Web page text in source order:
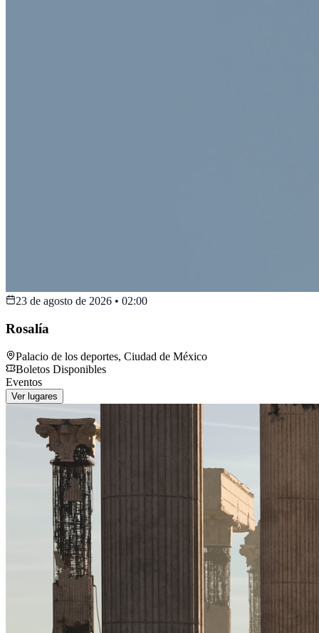
23 de agosto de 2026 • 02:00
Rosalía
Palacio de los deportes, Ciudad de México
Boletos Disponibles
Eventos
Ver lugares